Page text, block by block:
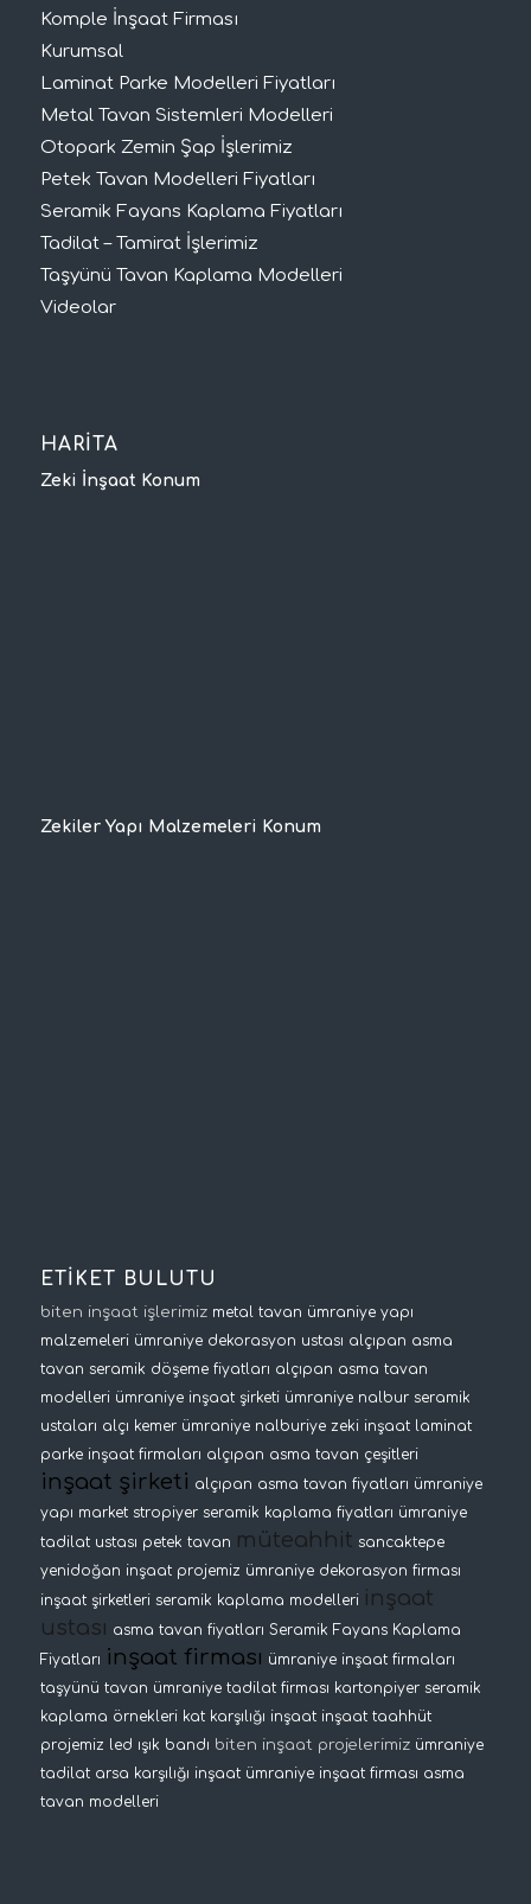
Komple İnşaat Firması
Kurumsal
Laminat Parke Modelleri Fiyatları
Metal Tavan Sistemleri Modelleri
Otopark Zemin Şap İşlerimiz
Petek Tavan Modelleri Fiyatları
Seramik Fayans Kaplama Fiyatları
Tadilat – Tamirat İşlerimiz
Taşyünü Tavan Kaplama Modelleri
Videolar
HARİTA
Zeki İnşaat Konum
Zekiler Yapı Malzemeleri Konum
ETİKET BULUTU
biten inşaat işlerimiz metal tavan ümraniye yapı
malzemeleri ümraniye dekorasyon ustası alçıpan asma
tavan seramik döşeme fiyatları alçıpan asma tavan
modelleri ümraniye inşaat şirketi ümraniye nalbur seramik
ustaları alçı kemer ümraniye nalburiye zeki inşaat laminat
parke inşaat firmaları alçıpan asma tavan çeşitleri
inşaat şirketi alçıpan asma tavan fiyatları ümraniye
yapı market stropiyer seramik kaplama fiyatları ümraniye
tadilat ustası petek tavan müteahhit sancaktepe
yenidoğan inşaat projemiz ümraniye dekorasyon firması
inşaat şirketleri seramik kaplama modelleri inşaat
ustası asma tavan fiyatları Seramik Fayans Kaplama
Fiyatları inşaat firması ümraniye inşaat firmaları
taşyünü tavan ümraniye tadilat firması kartonpiyer seramik
kaplama örnekleri kat karşılığı inşaat inşaat taahhüt
projemiz led ışık bandı biten inşaat projelerimiz ümraniye
tadilat arsa karşılığı inşaat ümraniye inşaat firması asma
tavan modelleri